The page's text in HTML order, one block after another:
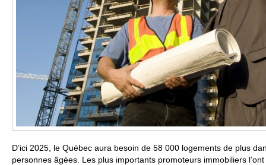
D’ici 2025, le Québec aura besoin de 58 000 logements de plus
personnes âgées. Les plus importants promoteurs immobiliers